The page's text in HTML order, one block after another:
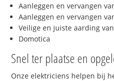
Aanleggen en vervangen
Aanleggen en vervangen
Veilige en juiste aarding
Domotica
Snel ter plaatse en
Onze elektriciens helpen bij